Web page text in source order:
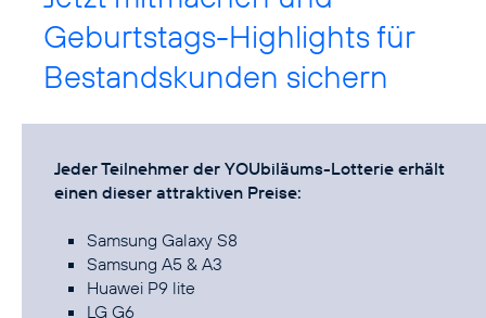
Geburtstags-Highlights für
Bestandskunden sichern
Jeder Teilnehmer der YOUbiläums-Lotterie erhält
einen dieser attraktiven Preise:
Samsung Galaxy S8
Samsung A5 & A3
Huawei P9 lite
LG G6